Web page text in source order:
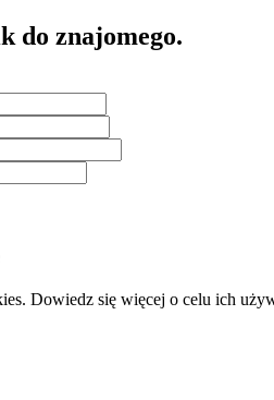
do znajomego.
Dowiedz się więcej o celu ich